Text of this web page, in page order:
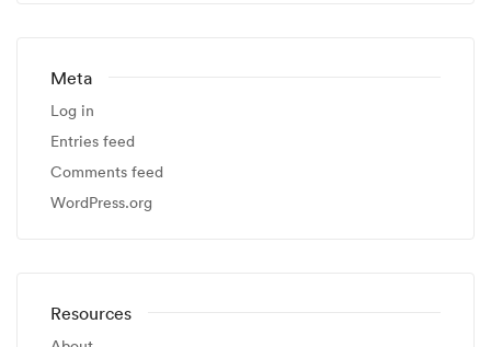
Meta
Log in
Entries feed
Comments feed
WordPress.org
Resources